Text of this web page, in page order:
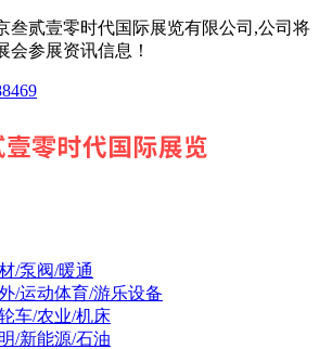
叁贰壹零时代国际展览有限公司,公司将
会参展资讯信息！
/泵阀/暖通
/运动体育/游乐设备
车/农业/机床
/新能源/石油